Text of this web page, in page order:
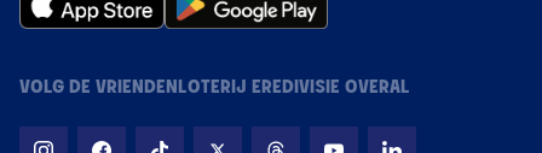
VOLG DE VRIENDENLOTERIJ EREDIVISIE OVERAL